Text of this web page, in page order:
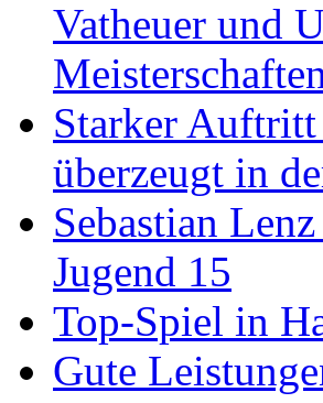
Vatheuer und
Meisterschaften
Starker
überzeugt in
Sebastian
Jugend 15
Top-Spiel in
Gute